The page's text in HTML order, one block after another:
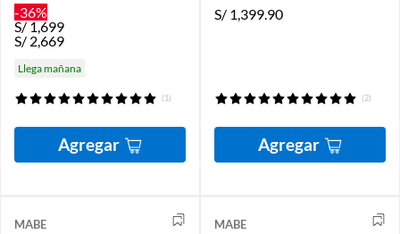
-36%
S/ 1,699
S/ 2,669
Llega mañana
(1)
Agregar
S/ 1,399.90
(2)
Agregar
MABE MABE